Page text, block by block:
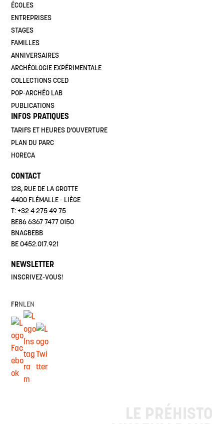
ÉCOLES
ENTREPRISES
STAGES
FAMILLES
ANNIVERSAIRES
ARCHÉOLOGIE EXPÉRIMENTALE
COLLECTIONS CCED
POP-ARCHÉO LAB
PUBLICATIONS
INFOS PRATIQUES
TARIFS ET HEURES D’OUVERTURE
PLAN DU PARC
HORECA
CONTACT
128, RUE DE LA GROTTE
4400 FLÉMALLE - LIÈGE
T:+32 4 275 49 75
BE86 6367 7477 0150
BNAGBEBB
BE 0452.017.921
NEWSLETTER
INSCRIVEZ-VOUS!
FRNLEN
LE PRÉHISTO